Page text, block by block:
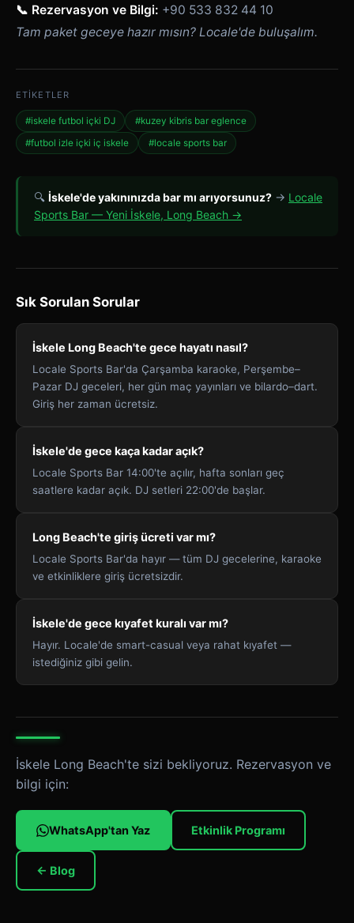
📞 Rezervasyon ve Bilgi: +90 533 832 44 10
Tam paket geceye hazır mısın? Locale'de buluşalım.
ETIKETLER
#iskele futbol içki DJ
#kuzey kibris bar eglence
#futbol izle içki iç iskele
#locale sports bar
🔍 İskele'de yakınınızda bar mı arıyorsunuz? → Locale
Sports Bar — Yeni İskele, Long Beach →
Sık Sorulan Sorular
İskele Long Beach'te gece hayatı nasıl?
Locale Sports Bar'da Çarşamba karaoke, Perşembe–
Pazar DJ geceleri, her gün maç yayınları ve bilardo–dart.
Giriş her zaman ücretsiz.
İskele'de gece kaça kadar açık?
Locale Sports Bar 14:00'te açılır, hafta sonları geç
saatlere kadar açık. DJ setleri 22:00'de başlar.
Long Beach'te giriş ücreti var mı?
Locale Sports Bar'da hayır — tüm DJ gecelerine, karaoke
ve etkinliklere giriş ücretsizdir.
İskele'de gece kıyafet kuralı var mı?
Hayır. Locale'de smart-casual veya rahat kıyafet —
istediğiniz gibi gelin.
İskele Long Beach'te sizi bekliyoruz. Rezervasyon ve
bilgi için:
WhatsApp'tan Yaz Etkinlik Programı
← Blog